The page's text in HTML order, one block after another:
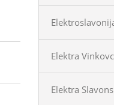
Elektra
Elektra